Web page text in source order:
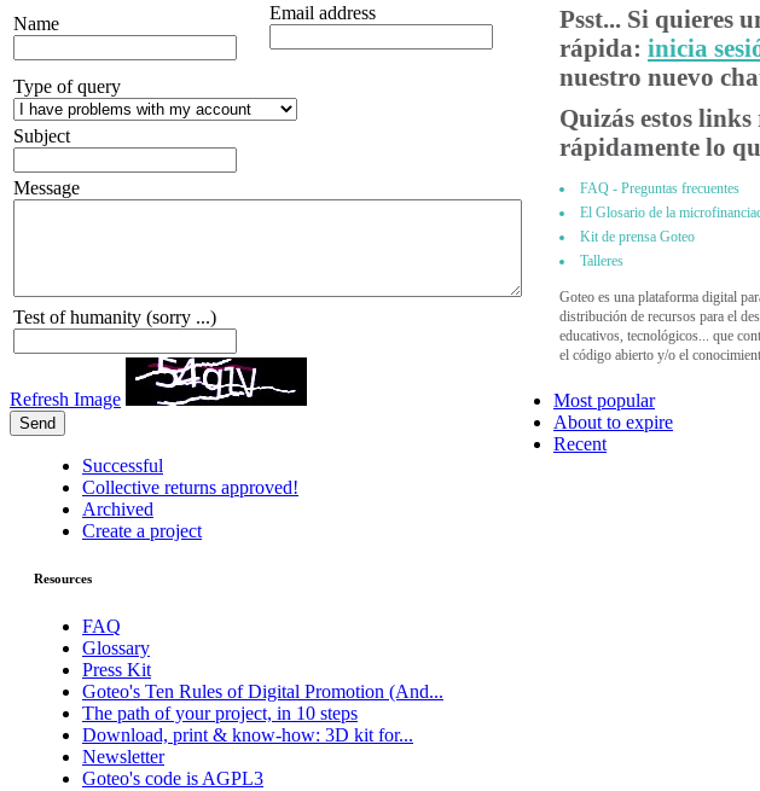
Name
Email address
Type of query
Subject
Message
Test of humanity (sorry ...)
Refresh Image
Send
Psst... Si quieres
rápida: inicia
nuestro nuevo
Quizás estos links
rápidamente lo
FAQ - Preguntas frecuentes
El Glosario de la
Kit de prensa Goteo
Talleres
Goteo es una plataforma digital
distribución de recursos para el
educativos, tecnológicos... que
el código abierto y/o el
Most popular
About to expire
Recent
Successful
Collective returns approved!
Archived
Create a project
Resources
FAQ
Glossary
Press Kit
Goteo's Ten Rules of Digital Promotion (And...
The path of your project, in 10 steps
Download, print & know-how: 3D kit for...
Newsletter
Goteo's code is AGPL3